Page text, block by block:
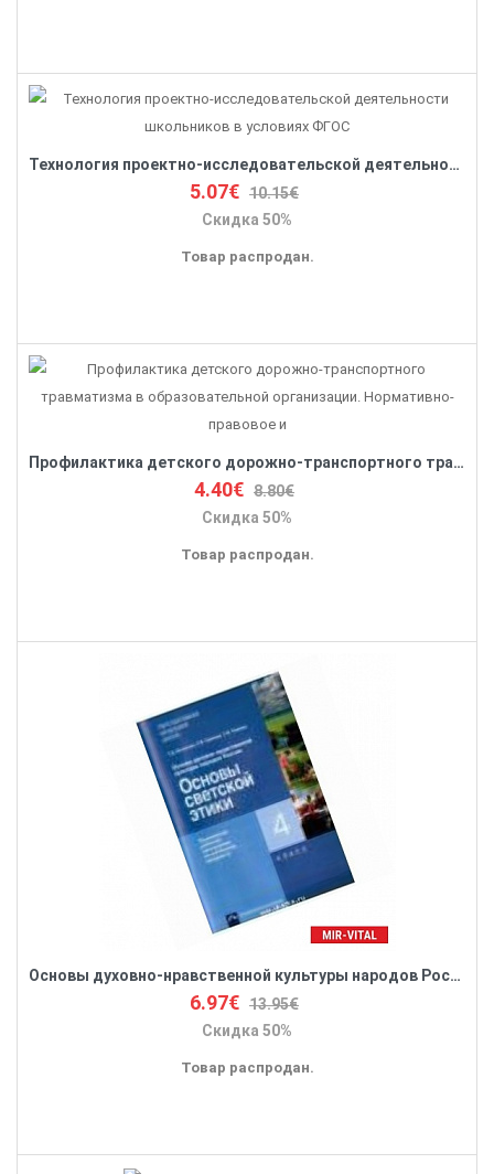
Технология проектно-исследовательской деятельности школьников в условиях ФГОС
5.07€ 10.15€
Скидка 50%
Товар распродан.
Профилактика детского дорожно-транспортного травматизма в образовательной организации. Нормативно-правовое и
4.40€ 8.80€
Скидка 50%
Товар распродан.
Основы духовно-нравственной культуры народов России. Основы светской этики. 4 кл. Рабочая программа
6.97€ 13.95€
Скидка 50%
Товар распродан.